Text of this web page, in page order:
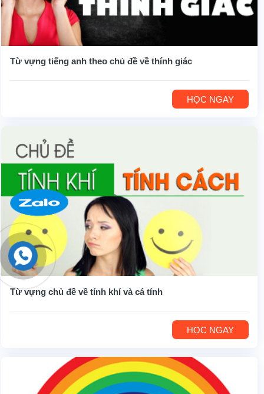
Từ vựng tiếng anh theo chủ đề về thính giác
HỌC NGAY
Từ vựng chủ đề về tính khí và cá tính
HỌC NGAY